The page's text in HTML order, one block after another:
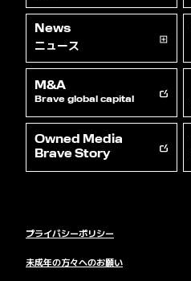
News
ニュース
M&A
Brave global capital
Owned Media
Brave Story
プライバシーポリシー
未成年の方々へのお願い